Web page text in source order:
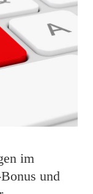
im
und